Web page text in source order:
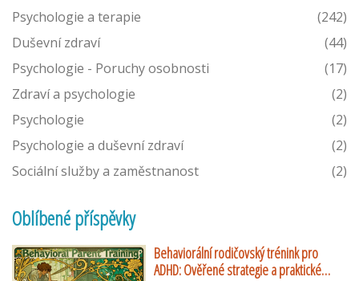
Psychologie a terapie
(242)
Duševní zdraví
(44)
Psychologie - Poruchy osobnosti
(17)
Zdraví a psychologie
(2)
Psychologie
(2)
Psychologie a duševní zdraví
(2)
Sociální služby a zaměstnanost
(2)
Oblíbené příspěvky
Behaviorální rodičovský trénink pro
ADHD: Ověřené strategie a praktické